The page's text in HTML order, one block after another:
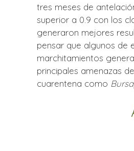
tres meses de
superior a 0.9 con los
generaron mejores
pensar que algunos de
marchitamientos
principales amenazas
cuarentena como